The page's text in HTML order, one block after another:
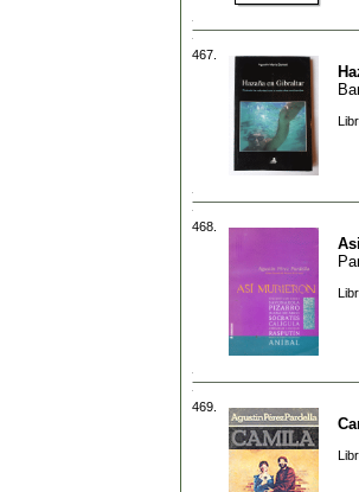
467.
468.
469.